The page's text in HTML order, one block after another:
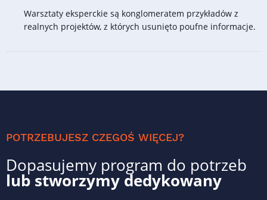
Warsztaty eksperckie są konglomeratem przykładów z
realnych projektów, z których usunięto poufne informacje.
POTRZEBUJESZ CZEGOŚ WIĘCEJ?
Dopasujemy program do potrzeb
lub stworzymy dedykowany